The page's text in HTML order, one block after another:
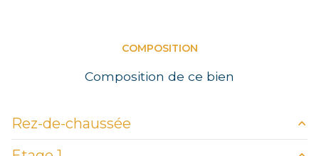
COMPOSITION
Composition de ce bien
Rez-de-chaussée